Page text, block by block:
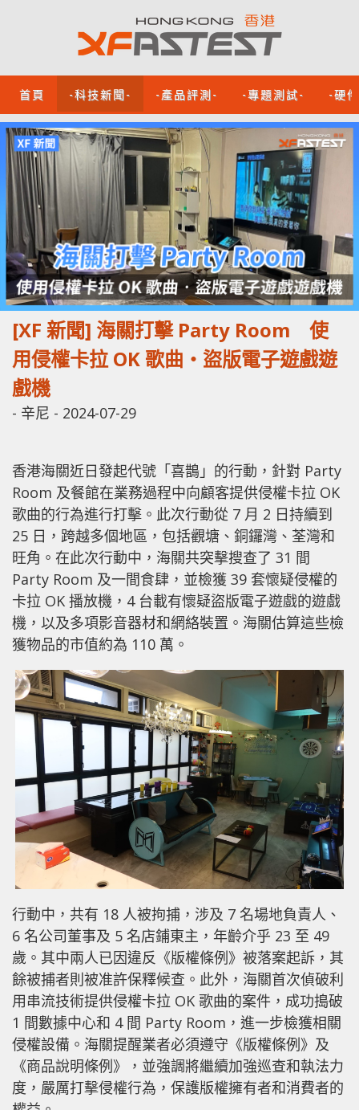
首頁 -科技新聞- -產品評測- -專題測試- -硬
[XF 新聞] 海關打擊 Party Room 使
用侵權卡拉 OK 歌曲‧盜版電子遊戲遊
戲機
- 辛尼 - 2024-07-29
香港海關近日發起代號「喜鵲」的行動，針對 Party
Room 及餐館在業務過程中向顧客提供侵權卡拉 OK
歌曲的行為進行打擊。此次行動從 7 月 2 日持續到
25 日，跨越多個地區，包括觀塘、銅鑼灣、荃灣和
旺角。在此次行動中，海關共突擊搜查了 31 間
Party Room 及一間食肆，並檢獲 39 套懷疑侵權的
卡拉 OK 播放機，4 台載有懷疑盜版電子遊戲的遊戲
機，以及多項影音器材和網絡裝置。海關估算這些檢
獲物品的市值約為 110 萬。
行動中，共有 18 人被拘捕，涉及 7 名場地負責人、
6 名公司董事及 5 名店鋪東主，年齡介乎 23 至 49
歲。其中兩人已因違反《版權條例》被落案起訴，其
餘被捕者則被准許保釋候查。此外，海關首次偵破利
用串流技術提供侵權卡拉 OK 歌曲的案件，成功搗破
1 間數據中心和 4 間 Party Room，進一步檢獲相關
侵權設備。海關提醒業者必須遵守《版權條例》及
《商品說明條例》，並強調將繼續加強巡查和執法力
度，嚴厲打擊侵權行為，保護版權擁有者和消費者的